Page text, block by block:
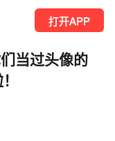
打开APP
当过头像的